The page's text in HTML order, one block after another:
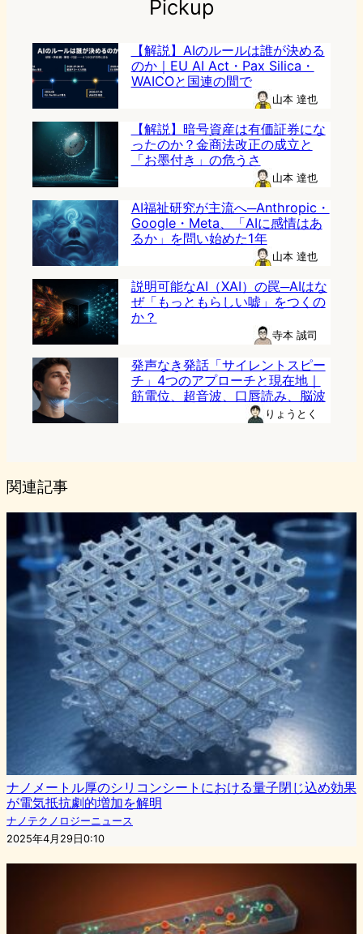
Pickup
【解説】AIのルールは誰が決める
のか｜EU AI Act・Pax Silica・
WAICOと国連の間で
山本 達也
【解説】暗号資産は有価証券にな
ったのか？金商法改正の成立と
「お墨付き」の危うさ
山本 達也
AI福祉研究が主流へ─Anthropic・
Google・Meta、「AIに感情はあ
るか」を問い始めた1年
山本 達也
説明可能なAI（XAI）の罠─AIはな
ぜ「もっともらしい嘘」をつくの
か？
寺本 誠司
発声なき発話「サイレントスピー
チ」4つのアプローチと現在地｜
筋電位、超音波、口唇読み、脳波
りょうとく
関連記事
ナノメートル厚のシリコンシートにおける量子閉じ込め効果
が電気抵抗劇的増加を解明
ナノテクノロジーニュース
2025年4月29日0:10